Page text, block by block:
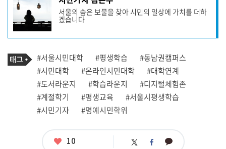
사
작
성
자
프
필
서울의 숨은 보물을 찾아 시민의 일상에 가치를 더하
겠습니다
기
사
관
련
태
그
태
그
#서울시민대학 #평생학습
#동남권캠퍼스
#시민대학
#온라인시민대학
#대학연계
#도서라운지
#학습라운지
#디지털체험존
#계절학기
#평생교육
#서울시평생학습
#시민기자
#명예시민학위
좋
10 트 페 카